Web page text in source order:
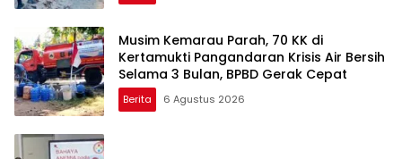
Musim Kemarau Parah, 70 KK di
Kertamukti Pangandaran Krisis Air Bersih
Selama 3 Bulan, BPBD Gerak Cepat
Berita 6 Agustus 2026